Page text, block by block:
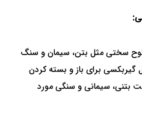
سختی مثل بتن، سیمان و سنگ
برای باز و بسته کردن
بتنی، سیمانی و سنگی مورد